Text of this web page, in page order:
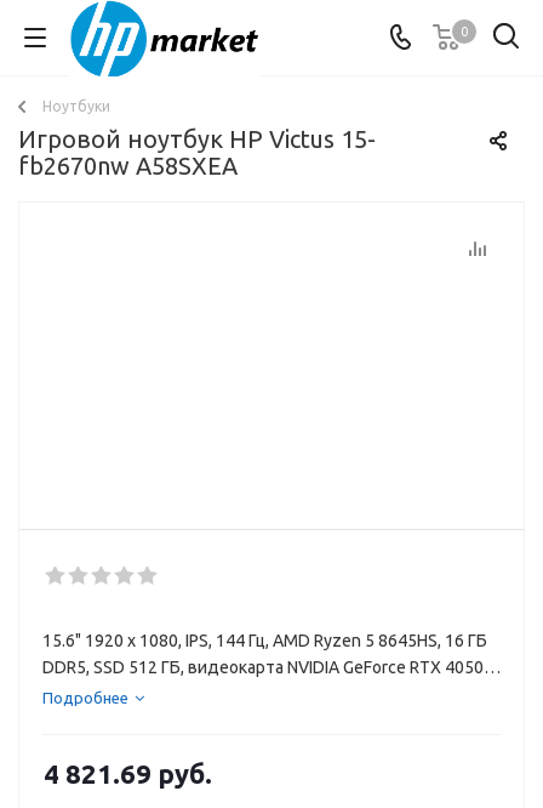
0
Ноутбуки
Игровой ноутбук HP Victus 15-
fb2670nw A58SXEA
15.6" 1920 x 1080, IPS, 144 Гц, AMD Ryzen 5 8645HS, 16 ГБ
DDR5, SSD 512 ГБ, видеокарта NVIDIA GeForce RTX 4050 6
ГБ, Windows 11 Home, цвет крышки белый, аккумулятор
Подробнее
4 821.69 руб.